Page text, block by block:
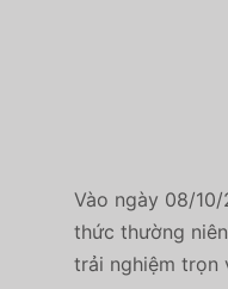
Vào ngày 08/
thức thường
trải nghiệm trọn